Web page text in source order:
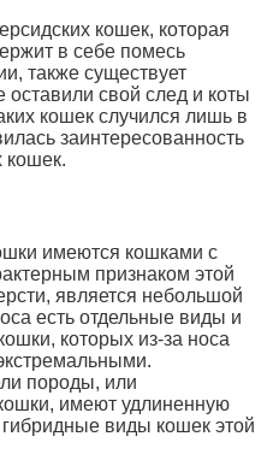
кошек, которая
в себе помесь
также существует
свой след и коты
кошек случился лишь в
заинтересованность
кошек.
имеются кошками с
признаком этой
является небольшой
есть отдельные виды и
которых из-за носа
породы, или
имеют удлиненную
виды кошек этой